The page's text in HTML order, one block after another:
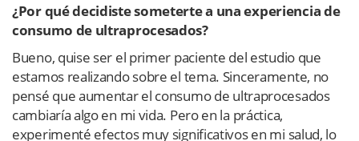
¿Por qué decidiste someterte a una experiencia de
consumo de ultraprocesados?
Bueno, quise ser el primer paciente del estudio que
estamos realizando sobre el tema. Sinceramente, no
pensé que aumentar el consumo de ultraprocesados
cambiaría algo en mi vida. Pero en la práctica,
experimenté efectos muy significativos en mi salud, lo